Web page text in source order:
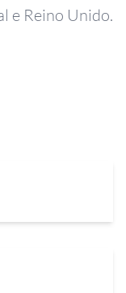
e Reino Unido.